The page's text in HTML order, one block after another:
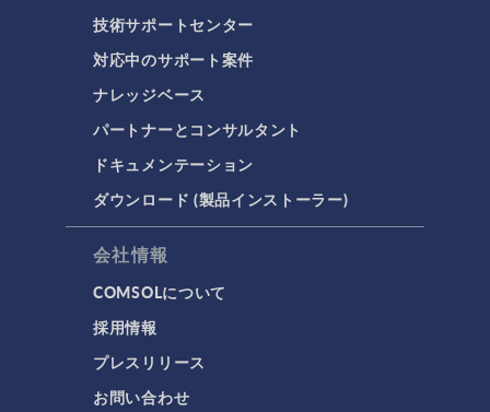
技術サポートセンター
対応中のサポート案件
ナレッジベース
パートナーとコンサルタント
ドキュメンテーション
ダウンロード (製品インストーラー)
会社情報
COMSOLについて
採用情報
プレスリリース
お問い合わせ